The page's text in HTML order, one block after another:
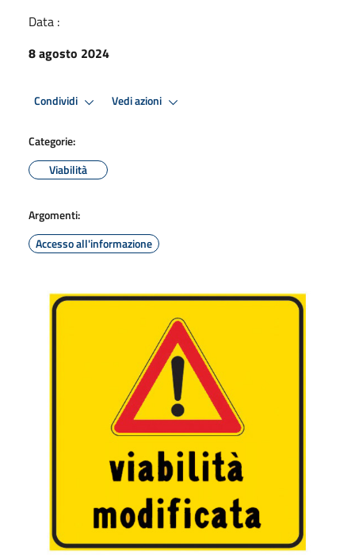
Data :
8 agosto 2024
Condividi Vedi azioni
Categorie:
Viabilità
Argomenti:
Accesso all'informazione